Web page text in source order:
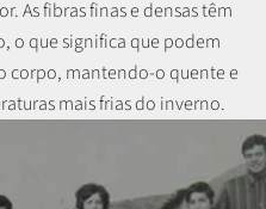
As fibras finas e densas têm
o que significa que podem
corpo, mantendo-o quente e
mais frias do inverno.